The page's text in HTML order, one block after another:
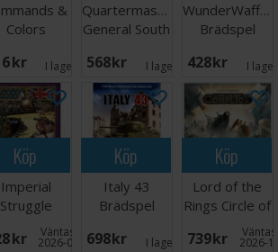
&
Colors
SEK I lager: 1
Quartermaster
General South
568 SEK I lager: 2
WunderWaffen
Brädspel
428 SEK I
Köp
Imperial
Struggle
Brädspel
SEK Väntas in:
2026-09-30
Köp
Italy 43
Brädspel
698 SEK I lager:
Köp
Lord of the
Rings Circle of
Conflict
739 SEK 2026-